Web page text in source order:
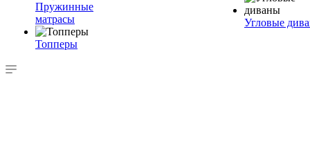
Пружинные
матрасы
Топперы
Угловые